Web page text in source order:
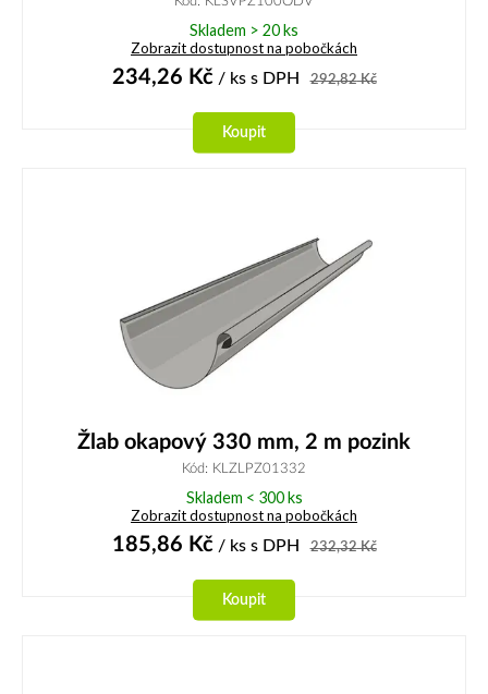
Skladem > 20 ks
Zobrazit dostupnost na pobočkách
234,26 Kč/ ks s DPH 292,82Kč
Koupit
Žlab okapový 330 mm, 2 m pozink
Kód: KLZLPZ01332
Skladem < 300 ks
Zobrazit dostupnost na pobočkách
185,86 Kč/ ks s DPH 232,32Kč
Koupit